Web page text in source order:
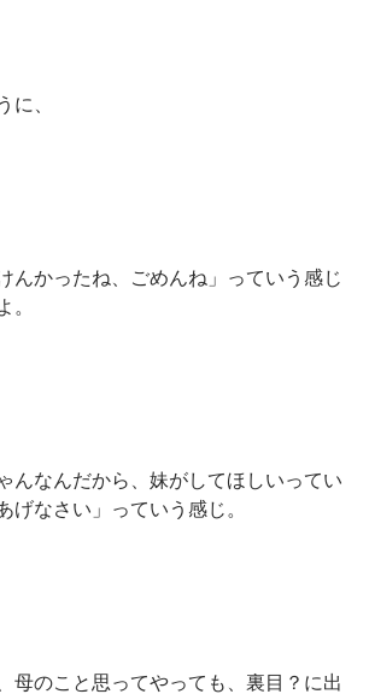
に、
んかったね、ごめんね」っていう感じ
。
んなんだから、妹がしてほしいってい
げなさい」っていう感じ。
母のこと思ってやっても、裏目？に出